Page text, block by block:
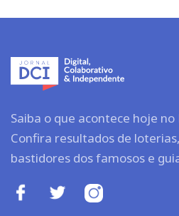
Saiba o que acontece hoje
Confira resultados de
bastidores dos famosos e